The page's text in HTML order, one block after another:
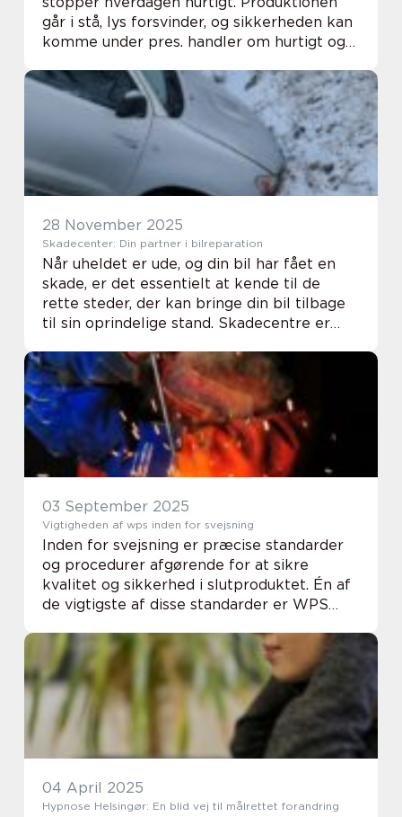
går i stå, lys forsvinder, og sikkerheden kan
komme under pres. handler om hurtigt og
28 November 2025
Skadecenter: Din partner i bilreparation
Når uheldet er ude, og din bil har fået en
skade, er det essentielt at kende til de
rette steder, der kan bringe din bil tilbage
til sin oprindelige stand. Skadecentre er
på at reparere...
03 September 2025
Vigtigheden af wps inden for svejsning
Inden for svejsning er præcise standarder
og procedurer afgørende for at sikre
kvalitet og sikkerhed i slutproduktet. Én af
de vigtigste af disse standarder er WPS
anvendes flittigt i svejsei...
04 April 2025
Hypnose Helsingør: En blid vej til målrettet forandring